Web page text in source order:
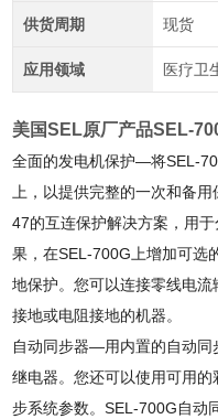
供货周期 现货
应用领域 医疗卫
美国SEL原厂产品SEL-
全面的发电机保护—将SEL-
上，以提供完整的一次和备
47的互连保护解决方案，用
果，在SEL-700G上增加可选
地保护。您可以连接零线电流
接地或电阻接地的机器。
自动同步器—用内置的自动同
继电器。您还可以使用可用
步系统参数。SEL-700G自动